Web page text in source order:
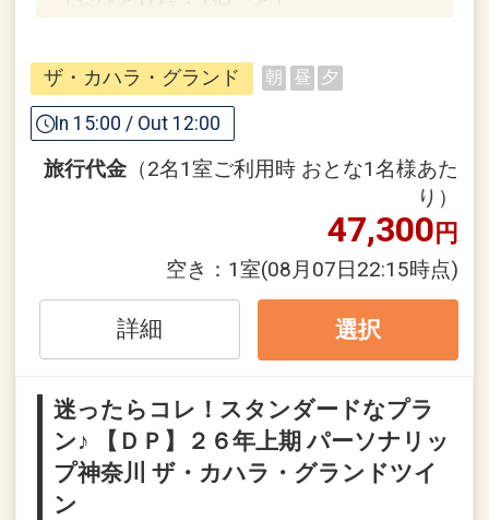
※旅行代金に含まれます。
「食事なしプラン」と「朝食付プラン」
●「食事なしプラン」と「朝食付プラ
※ご覧のページがどちらかを【食事条
の項目でご確認のうえ、予約にお進
み下さい。
30日
インターネットコース番号：DP-1-
17751332
ザ・カハラ・グランド 朝 昼 夕
In 15:00 / Out 12:00
旅行代金 （2名1室ご利用時 おとな1名様あた
り）
47,300円
空き： 1室(08月07日22:15時点)
詳細 選択
迷ったらコレ！スタンダードなプラ
ン♪ 【ＤＰ】２６年上期 パーソナリッ
プ神奈川 ザ・カハラ・グランドツイ
ン